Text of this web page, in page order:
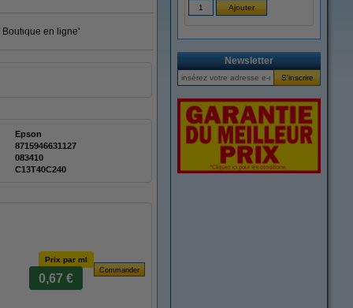
en ligne'
Epson
8715946631127
083410
C13T40C240
Prix par ml
0,67 €
Newsletter